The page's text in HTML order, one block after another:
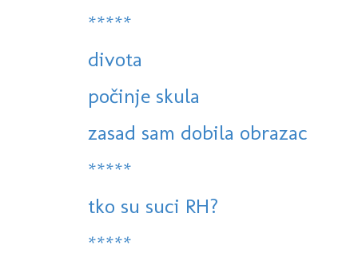
*****
divota
počinje skula
zasad sam dobila obrazac
*****
tko su suci RH?
*****